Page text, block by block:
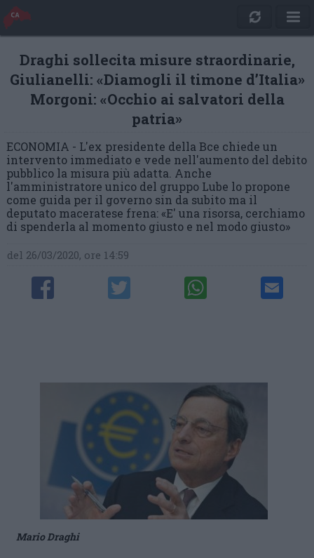
Draghi sollecita misure straordinarie,
Giulianelli: «Diamogli il timone d’Italia»
Morgoni: «Occhio ai salvatori della
patria»
ECONOMIA - L'ex presidente della Bce chiede un
intervento immediato e vede nell'aumento del debito
pubblico la misura più adatta. Anche
l'amministratore unico del gruppo Lube lo propone
come guida per il governo sin da subito ma il
deputato maceratese frena: «E' una risorsa, cerchiamo
di spenderla al momento giusto e nel modo giusto»
del 26/03/2020, ore 14:59
Mario Draghi